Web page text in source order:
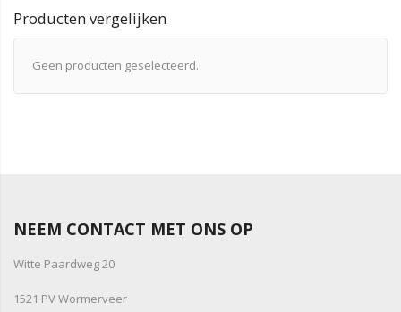
Producten vergelijken
Geen producten geselecteerd.
NEEM CONTACT MET ONS OP
Witte Paardweg 20
1521 PV Wormerveer